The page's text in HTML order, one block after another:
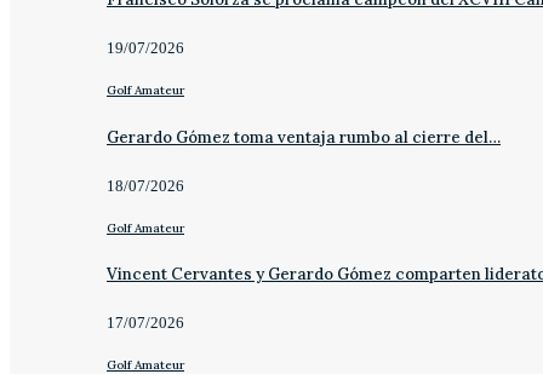
19/07/2026
Golf Amateur
Gerardo Gómez toma ventaja rumbo al cierre del…
18/07/2026
Golf Amateur
Vincent Cervantes y Gerardo Gómez comparten
17/07/2026
Golf Amateur